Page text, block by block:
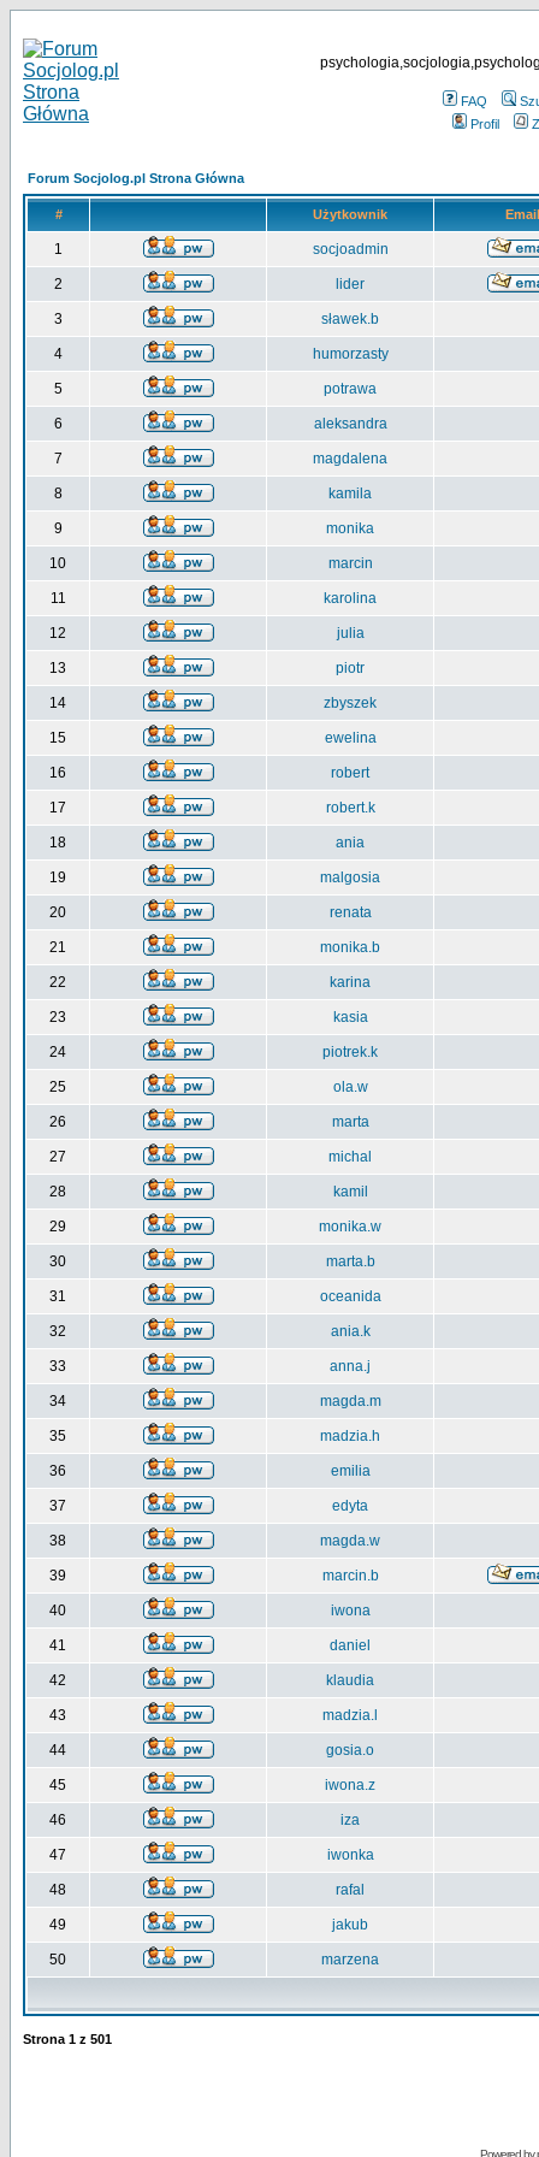
FAQ
Profil
Forum Socjolog.pl Strona Główna
# Użytkownik Email
1 socjoadmin
2 lider
3 sławek.b
4 humorzasty
5 potrawa
6 aleksandra
7 magdalena
8 kamila
9 monika
10 marcin
11 karolina
12 julia
13 piotr
14 zbyszek
15 ewelina
16 robert
17 robert.k
18 ania
19 malgosia
20 renata
21 monika.b
22 karina
23 kasia
24 piotrek.k
25 ola.w
26 marta
27 michal
28 kamil
29 monika.w
30 marta.b
31 oceanida
32 ania.k
33 anna.j
34 magda.m
35 madzia.h
36 emilia
37 edyta
38 magda.w
39 marcin.b
40 iwona
41 daniel
42 klaudia
43 madzia.l
44 gosia.o
45 iwona.z
46 iza
47 iwonka
48 rafal
49 jakub
50 marzena
Strona 1 z 501
Powered by